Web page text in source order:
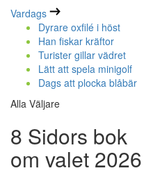
Vardags
Dyrare oxfilé i höst
Han fiskar kräftor
Turister gillar vädret
Lätt att spela minigolf
Dags att plocka blåbär
Alla Väljare
8 Sidors bok
om valet 2026